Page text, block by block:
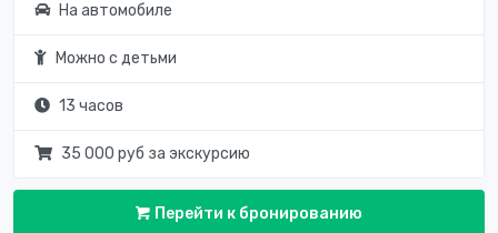
На автомобиле
Можно с детьми
13 часов
35 000 руб за экскурсию
Перейти к бронированию